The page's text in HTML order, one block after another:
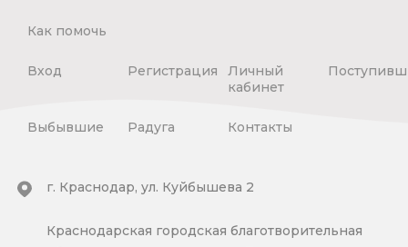
Как помочь
Вход Регистрация
Личный
кабинет
Выбывшие Радуга Контакты
г. Краснодар, ул. Куйбышева 2
Краснодарская городская благотворительная